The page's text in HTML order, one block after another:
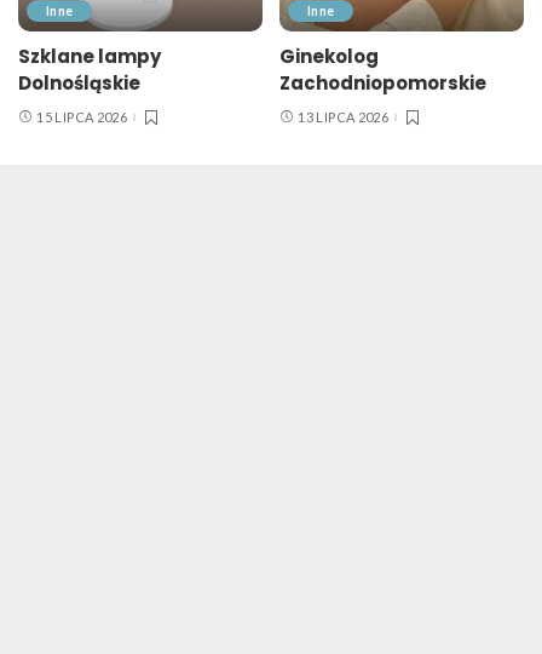
Inne
Szklane lampy
Dolnośląskie
15 LIPCA 2026
Inne
Ginekolog
Zachodniopomorskie
13 LIPCA 2026